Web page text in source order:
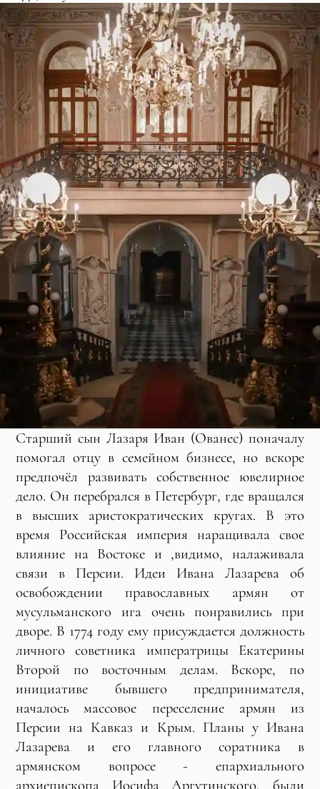
Старший сын Лазаря Иван (Ованес) поначалу
помогал отцу в семейном бизнесе, но вскоре
предпочёл развивать собственное ювелирное
дело. Он перебрался в Петербург, где вращался
в высших аристократических кругах. В это
время Российская империя наращивала свое
влияние на Востоке и ,видимо, налаживала
связи в Персии. Идеи Ивана Лазарева об
освобождении православных армян от
мусульманского ига очень понравились при
дворе. В 1774 году ему присуждается должность
личного советника императрицы Екатерины
Второй по восточным делам. Вскоре, по
инициативе бывшего предпринимателя,
началось массовое переселение армян из
Персии на Кавказ и Крым. Планы у Ивана
Лазарева и его главного соратника в
армянском вопросе - епархиального
архиепископа Иосифа Аргутинского, были